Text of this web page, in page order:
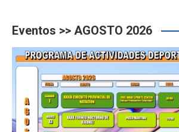
Eventos >> AGOSTO 2026